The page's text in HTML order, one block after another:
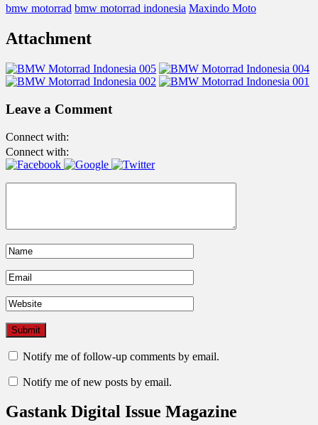
bmw motorrad bmw motorrad indonesia Maxindo Moto
Attachment
Leave a Comment
Connect with:
Connect with:
Notify me of follow-up comments by email.
Notify me of new posts by email.
Gastank Digital Issue Magazine